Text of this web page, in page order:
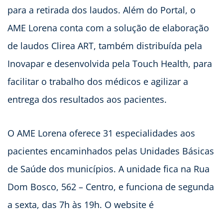
para a retirada dos laudos. Além do Portal, o
AME Lorena conta com a solução de elaboração
de laudos Clirea ART, também distribuída pela
Inovapar e desenvolvida pela Touch Health, para
facilitar o trabalho dos médicos e agilizar a
entrega dos resultados aos pacientes.
O AME Lorena oferece 31 especialidades aos
pacientes encaminhados pelas Unidades Básicas
de Saúde dos municípios. A unidade fica na Rua
Dom Bosco, 562 – Centro, e funciona de segunda
a sexta, das 7h às 19h. O website é